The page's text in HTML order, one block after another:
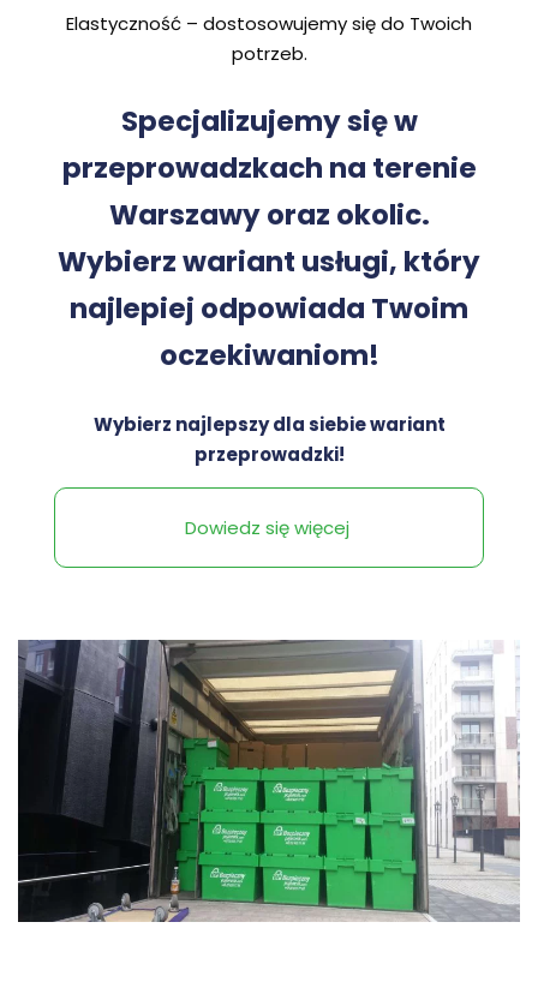
Elastyczność – dostosowujemy się do Twoich
potrzeb.
Specjalizujemy się w
przeprowadzkach na terenie
Warszawy oraz okolic.
Wybierz wariant usługi, który
najlepiej odpowiada Twoim
oczekiwaniom!
Wybierz najlepszy dla siebie wariant
przeprowadzki!
Dowiedz się więcej